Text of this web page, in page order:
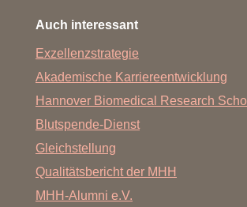
Auch interessant
Exzellenzstrategie
Akademische Karriereentwicklung
Hannover Biomedical Research
Blutspende-Dienst
Gleichstellung
Qualitätsbericht der MHH
MHH-Alumni e.V.